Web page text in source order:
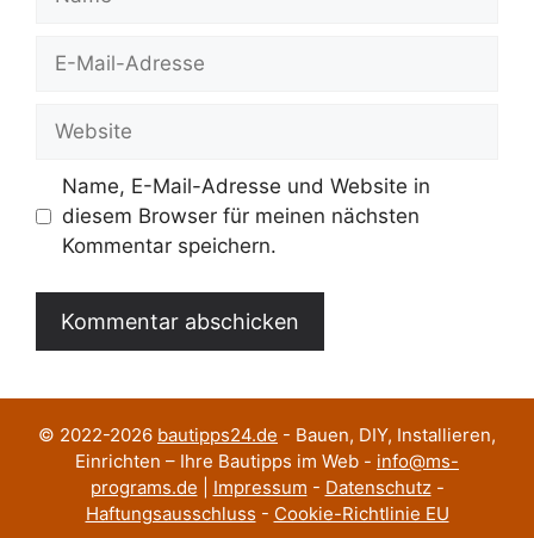
Website
Name, E-Mail-Adresse und Website in
diesem Browser für meinen nächsten
Kommentar speichern.
© 2022-2026 bautipps24.de - Bauen, DIY, Installieren,
Einrichten – Ihre Bautipps im Web - info@ms-
programs.de
Impressum - Datenschutz-
Haftungsausschluss - Cookie-Richtlinie EU